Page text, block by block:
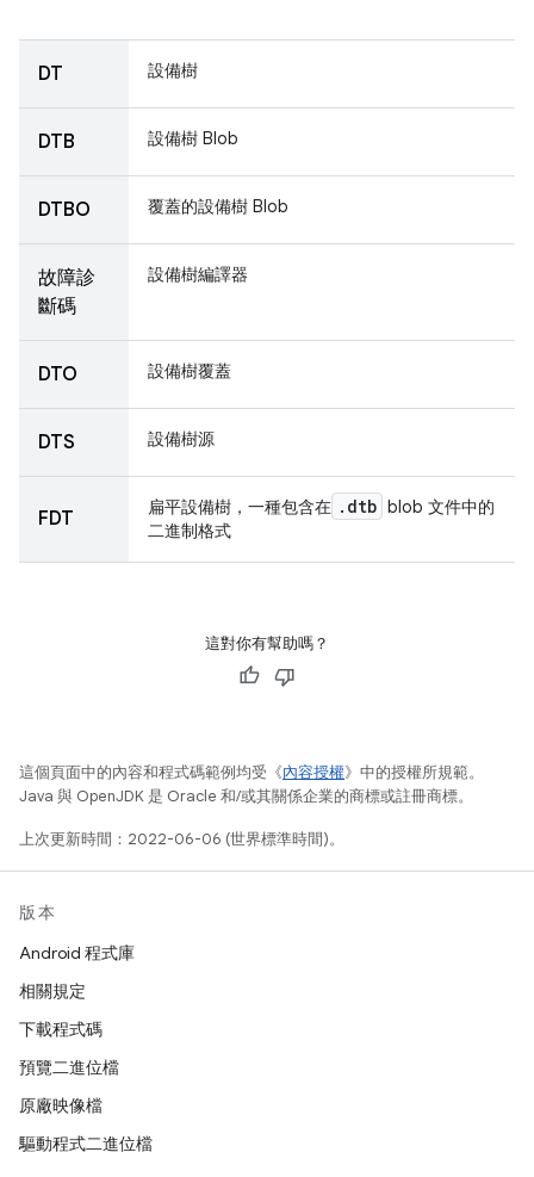
DT 設備樹
DTB 設備樹 Blob
DTBO 覆蓋的設備樹 Blob
故障診
斷碼
設備樹編譯器
DTO 設備樹覆蓋
DTS 設備樹源
FDT 扁平設備樹，一種包含在 . dtb blob 文件中的
二進制格式
這對你有幫助嗎？
這個頁面中的內容和程式碼範例均受《內容授權》中的授權所規範。
Java 與 OpenJDK 是 Oracle 和/或其關係企業的商標或註冊商標。
上次更新時間：2022-06-06 (世界標準時間)。
版本
Android 程式庫
相關規定
下載程式碼
預覽二進位檔
原廠映像檔
驅動程式二進位檔